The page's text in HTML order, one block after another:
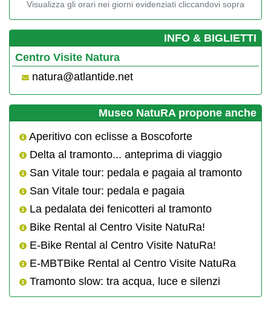
Visualizza gli orari nei giorni evidenziati cliccandovi sopra
­INFO & BIGLIETTI
Centro Visite Natura
natura@atlantide.net
Museo NatuRA propone anche
Aperitivo con eclisse a Boscoforte
Delta al tramonto... anteprima di viaggio
San Vitale tour: pedala e pagaia al tramonto
San Vitale tour: pedala e pagaia
La pedalata dei fenicotteri al tramonto
Bike Rental al Centro Visite NatuRa!
E-Bike Rental al Centro Visite NatuRa!
E-MBTBike Rental al Centro Visite NatuRa
Tramonto slow: tra acqua, luce e silenzi